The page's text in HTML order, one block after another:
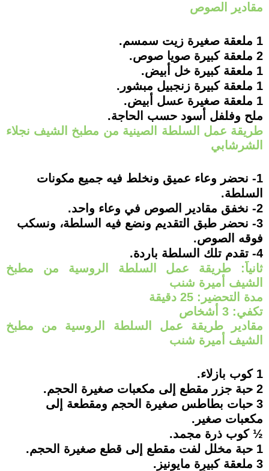
مقادير الصوص
1 ملعقة صغيرة زيت سمسم.
2 ملعقة كبيرة صويا صوص.
1 ملعقة كبيرة خل أبيض.
1 ملعقة كبيرة زنجبيل مبشور.
1 ملعقة صغيرة عسل أبيض.
ملح وفلفل أسود حسب الحاجة.
طريقة عمل السلطة الصينية من مطبخ الشيف نجلاء
الشرشابي
1- نحضر وعاء عميق ونخلط فيه جميع مكونات
السلطة.
2- نخفق مقادير الصوص في وعاء واحد.
3- نحضر طبق التقديم ونضع فيه السلطة، ونسكب
فوقه الصوص.
4- تقدم تلك السلطة باردة.
ثانياً: طريقة عمل السلطة الروسية من مطبخ
الشيف أميرة شنب
مدة التحضير: 25 دقيقة
تكفي: 3 أشخاص
مقادير طريقة عمل السلطة الروسية من مطبخ
الشيف أميرة شنب
1 كوب بازلاء.
2 حبة جزر مقطع إلى مكعبات صغيرة الحجم.
3 حبات بطاطس صغيرة الحجم ومقطعة إلى
مكعبات صغير.
½ كوب ذرة مجمد.
1 حبة مخلل لفت مقطع إلى قطع صغيرة الحجم.
3 ملعقة كبيرة مايونيز.